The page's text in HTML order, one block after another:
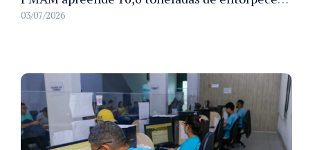
03/07/2026